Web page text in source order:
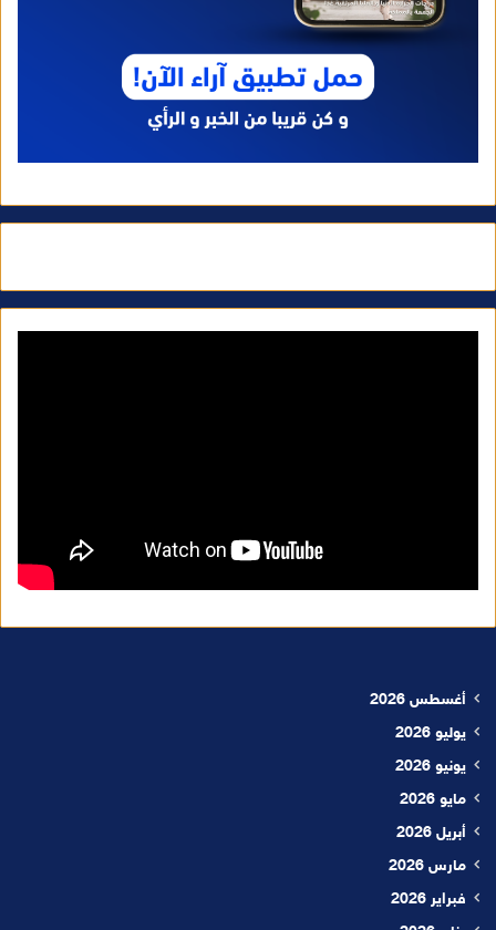
أغسطس 2026
يوليو 2026
يونيو 2026
مايو 2026
أبريل 2026
مارس 2026
فبراير 2026